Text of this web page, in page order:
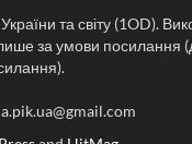
та світу (1OD).
за умови посилання